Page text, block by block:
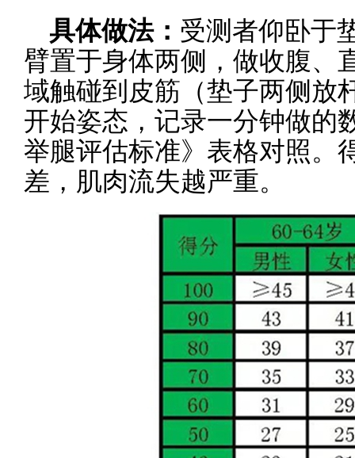
具体做法： 受测者仰卧于
臂置于身体两侧，做收腹、
域触碰到皮筋（垫子两侧放
开始姿态，记录一分钟做的
举腿评估标准》表格对照。
差，肌肉流失越严重。